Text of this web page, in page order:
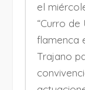
el
“Curro de
flamenca
Trajano